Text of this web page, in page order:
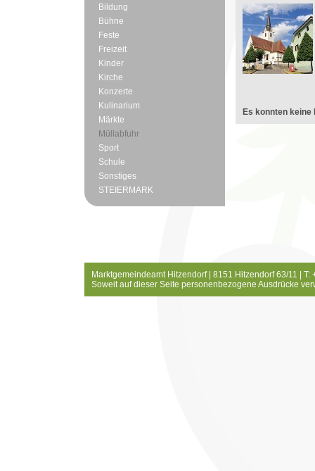
Bildung
Bühne
Feste
Freizeit
Kinder
Kirche
Konzerte
Kulinarium
Märkte
Müllabfuhr
Sport
Schule
Sonstiges
STEIERMARK
Es konnten keine
Marktgemeindeamt Hitzendorf | 8151 Hitzendorf 63/11 |
Soweit auf dieser Seite personenbezogene Ausdrücke